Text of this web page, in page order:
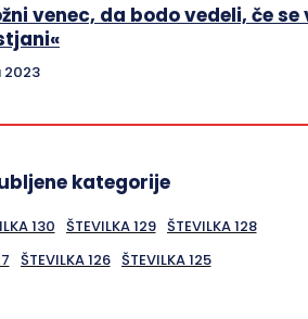
venec, da bodo vedeli, če
2023
kategorije
130 ŠTEVILKA 129 ŠTEVILKA 128
ŠTEVILKA 126 ŠTEVILKA 125